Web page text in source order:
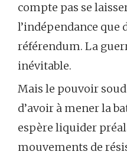
compte pas se
l’indépendance
référendum. La
inévitable.
Mais le pouvoir
d’avoir à mener la
espère liquider
mouvements de